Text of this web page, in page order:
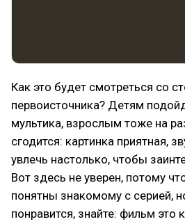
Как это будет смотреться со
первоисточника? Детям
мультика, взрослым тоже на
сгодится: картинка приятная,
увлечь настолько, чтобы
Вот здесь не уверен, потому
понятны знакомому с серией,
понравится, знайте: фильм это